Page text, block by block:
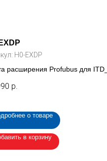
H0-EXDP
расширения Profubus для
р.
о товаре
в корзину